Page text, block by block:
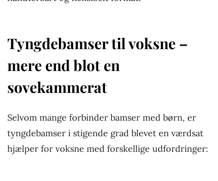
Tyngdebamser til voksne –
mere end blot en
sovekammerat
Selvom mange forbinder bamser med børn, er
tyngdebamser i stigende grad blevet en værdsat
hjælper for voksne med forskellige udfordringer: